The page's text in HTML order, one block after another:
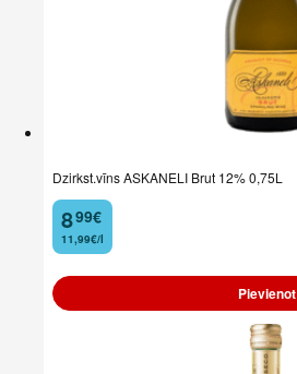
Dzirkst.vīns ASKANELI Brut 12% 0,75L
8
. 99€
11,99€/l
Pievienot